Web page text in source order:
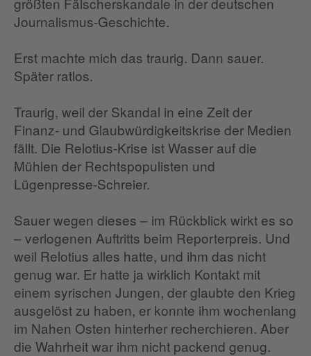
Journalismus-Geschichte.
Erst machte mich das traurig. Dann sauer.
Später ratlos.
Traurig, weil der Skandal in eine Zeit der
Finanz- und Glaubwürdigkeitskrise der Medien
fällt. Die Relotius-Krise ist Wasser auf die
Mühlen der Rechtspopulisten und
Lügenpresse-Schreier.
Sauer wegen dieses – im Rückblick wirkt es so
– verlogenen Auftritts beim Reporterpreis. Und
weil Relotius alles hatte, und ihm das nicht
genug war. Er hatte ja wirklich Kontakt mit
einem syrischen Jungen, der glaubte den Krieg
ausgelöst zu haben, er konnte ihm wochenlang
im Nahen Osten hinterher recherchieren. Aber
die Wahrheit war ihm nicht packend genug.